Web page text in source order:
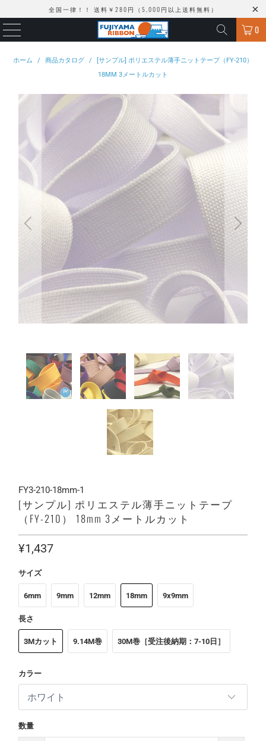
全国一律！！ 送料￥280円（5,000円以上送料無料）
0
ホーム / 商品カタログ /
[サンプル] ポリエステル薄手ニットテープ（FY-210）
18MM 3メートルカット
FY3-210-18mm-1
[サンプル] ポリエステル薄手ニットテープ
（FY-210） 18mm 3メートルカット
¥1,437
サイズ
6mm 9mm 12mm 18mm 9x9mm
長さ
3Mカット 9.14M巻 30M巻［受注後納期：7-10日］
カラー
数量